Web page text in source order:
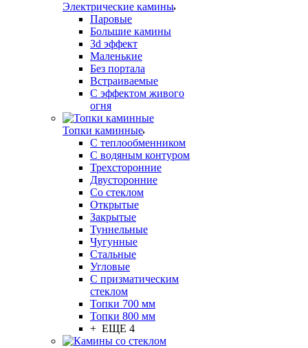
Электрические камины
Паровые
Большие камины
3d эффект
Маленькие
Без портала
Встраиваемые
С эффектом живого
огня
Топки каминные
С теплообменником
С водяным контуром
Трехсторонние
Двусторонние
Со стеклом
Открытые
Закрытые
Туннельные
Чугунные
Стальные
Угловые
С призматическим
стеклом
Топки 700 мм
Топки 800 мм
+ ЕЩЕ 4